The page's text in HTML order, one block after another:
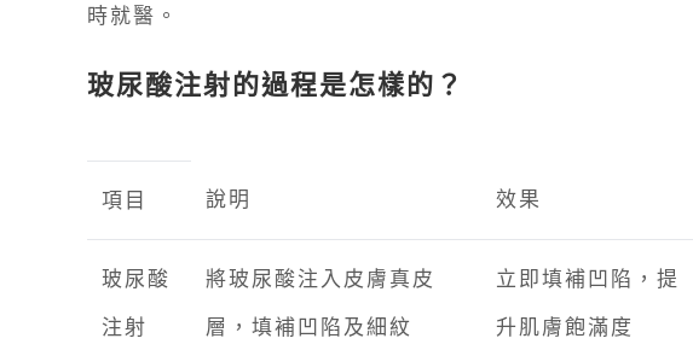
時就醫。
玻尿酸注射的過程是怎樣的？
項目 說明 效果
玻尿酸
注射
將玻尿酸注入皮膚真皮
層，填補凹陷及細紋
立即填補凹陷，提
升肌膚飽滿度